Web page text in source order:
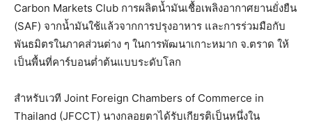
Carbon Markets Club การผลิตน้ำมันเชื้อเพลิงอากาศยานยั่งยืน
(SAF) จากน้ำมันใช้แล้วจากการปรุงอาหาร และการร่วมมือกับ
พันธมิตรในภาคส่วนต่าง ๆ ในการพัฒนาเกาะหมาก จ.ตราด ให้
เป็นพื้นที่คาร์บอนต่ำต้นแบบระดับโลก
สำหรับเวที Joint Foreign Chambers of Commerce in
Thailand (JFCCT) นางกลอยตาได้รับเกียรติเป็นหนึ่งใน